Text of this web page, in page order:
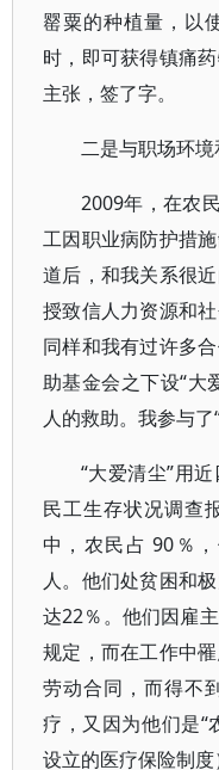
罂粟的种植量，以
时，即可获得镇痛
主张，签了字。
二是与职场环境
2009年，在农
工因职业病防护措
道后，和我关系很
授致信人力资源和
同样和我有过许多
助基金会之下设“大
人的救助。我参与了
“大爱清尘”用
民工生存状况调查
中，农民占 90％
人。他们处贫困和
达22％。他们因雇
规定，而在工作中
劳动合同，而得不
疗，又因为他们是“
设立的医疗保险制